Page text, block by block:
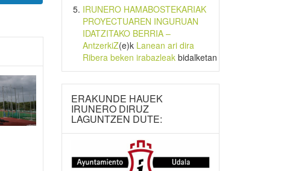
IRUNERO HAMABOSTEKARIAK
PROYECTUAREN INGURUAN
IDATZITAKO BERRIA –
AntzerkiZ(e)k Lanean ari dira
Ribera beken irabazleakbidalketan
ERAKUNDE HAUEK
IRUNERO DIRUZ
LAGUNTZEN DUTE: